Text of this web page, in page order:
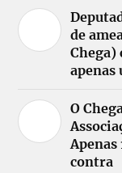
de
Chega)
apenas
O
contra